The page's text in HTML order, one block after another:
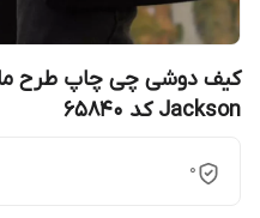
Jackson کد 65840
0